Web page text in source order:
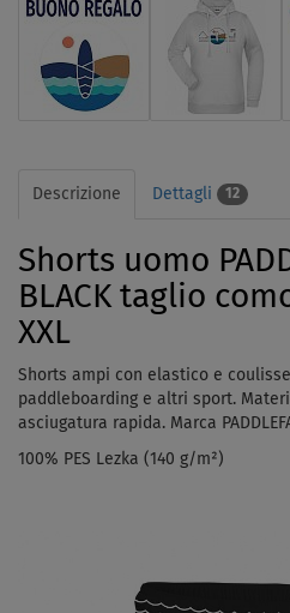
Descrizione Dettagli 12
Shorts uomo
BLACK taglio
XXL
Shorts ampi con elastico e
paddleboarding e altri sport.
asciugatura rapida. Marca
100% PES Lezka (140 g/m²)